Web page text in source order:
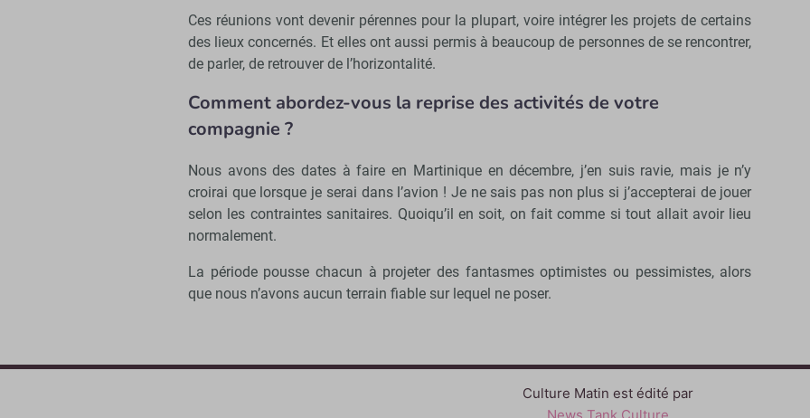
Ces réunions vont devenir pérennes pour la plupart, voire intégrer les projets de certains
des lieux concernés. Et elles ont aussi permis à beaucoup de personnes de se rencontrer,
de parler, de retrouver de l’horizontalité.
Comment abordez-vous la reprise des activités de votre
compagnie ?
Nous avons des dates à faire en Martinique en décembre, j’en suis ravie, mais je n’y
croirai que lorsque je serai dans l’avion ! Je ne sais pas non plus si j’accepterai de jouer
selon les contraintes sanitaires. Quoiqu’il en soit, on fait comme si tout allait avoir lieu
normalement.
La période pousse chacun à projeter des fantasmes optimistes ou pessimistes, alors
que nous n’avons aucun terrain fiable sur lequel ne poser.
Culture Matin est édité par